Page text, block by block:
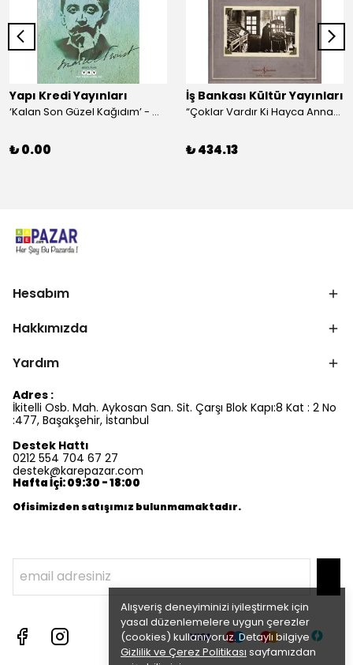
Alışveriş deneyiminizi iyileştirmek için
yasal düzenlemelere uygun çerezler
(cookies) kullanıyoruz. Detaylı bilgiye
Gizlilik ve Çerez Politikası sayfamızdan
Yapı Kredi Yayınları
‘Kalan Son Güzel Kağıdım’ - Marcel Proust
₺ 0.00
İş Bankası Kültür Yayınları
“Çoklar Vardır Ki Hayca Annamazlar!” - Gazanfer İbar
₺ 434.13
Hesabım
Hakkımızda
Yardım
Adres :
İkitelli Osb. Mah. Aykosan San. Sit. Çarşı Blok Kapı:8 Kat : 2 No
:477, Başakşehir, İstanbul
Destek Hattı
0212 554 704 67 27
destek@karepazar.com
Hafta İçi: 09:30 - 18:00
Ofisimizden satışımız bulunmamaktadır.